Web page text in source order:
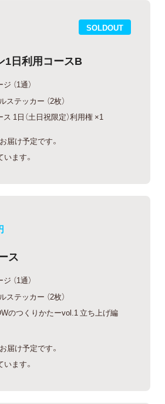
SOLDOUT
1日利用コースB
（1通）
テッカー （2枚）
1日（土日祝限定）利用権 ×1
届け予定です。
ます。
ス
（1通）
テッカー （2枚）
のつくりかたーvol.1 立ち上げ編
届け予定です。
ます。